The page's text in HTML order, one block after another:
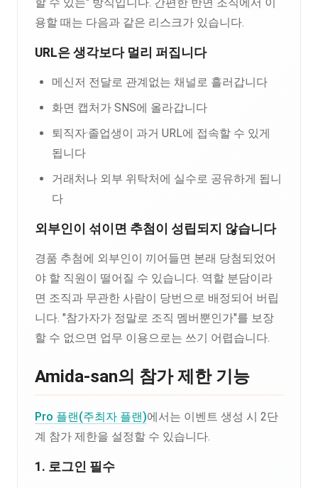
용할 때는 다음과 같은 리스크가 있습니다.
URL은 생각보다 멀리 퍼집니다
메신저 전달로 관계없는 채널로 흘러갑니다
화면 캡처가 SNS에 올라갑니다
퇴직자·졸업생이 과거 URL에 접속할 수 있게
됩니다
거래처나 외부 위탁처에 실수로 공유하게 됩니
다
외부인이 섞이면 추첨이 성립되지 않습니다
경품 추첨에 외부인이 끼어들면 본래 당첨되었어
야 할 직원이 떨어질 수 있습니다. 역할 분담이라
면 조직과 무관한 사람이 당번으로 배정되어 버립
니다. "참가자가 정말로 조직 멤버뿐인가"를 보장
할 수 없으면 업무 이용으로는 쓰기 어렵습니다.
Amida-san의 참가 제한 기능
Pro 플랜(주최자 플랜)에서는 이벤트 생성 시 2단
계 참가 제한을 설정할 수 있습니다.
1. 로그인 필수